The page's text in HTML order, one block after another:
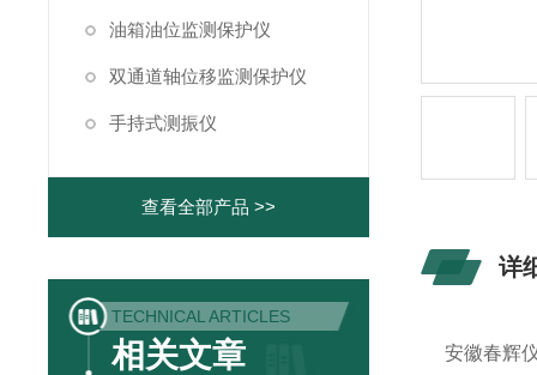
油箱油位监测保护仪
双通道轴位移监测保护仪
手持式测振仪
查看全部产品 >>
TECHNICAL ARTICLES
相关文章
详
安徽春辉